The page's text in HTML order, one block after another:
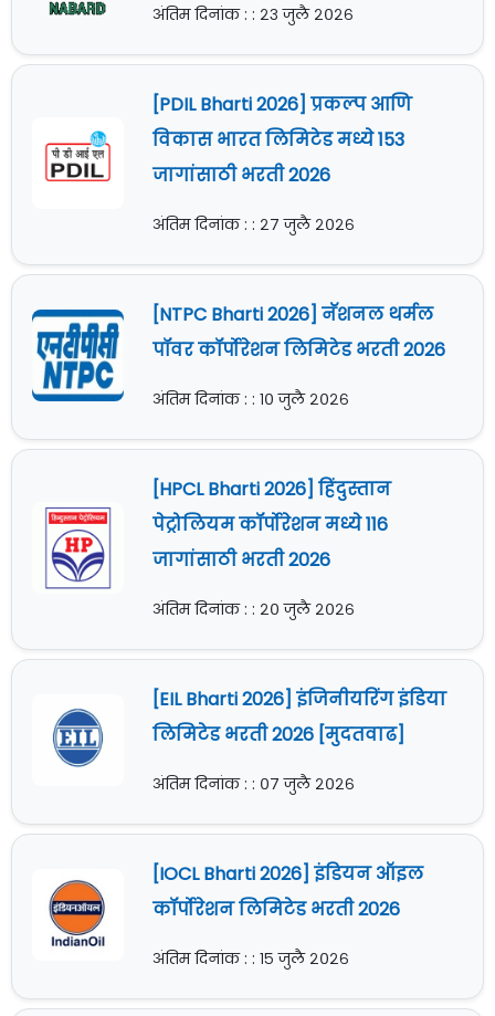
अंतिम दिनांक : : २३ जुलै २०२६
[PDIL Bharti 2026] प्रकल्प आणि
विकास भारत लिमिटेड मध्ये 153
जागांसाठी भरती 2026
अंतिम दिनांक : : २७ जुलै २०२६
[NTPC Bharti 2026] नॅशनल थर्मल
पॉवर कॉर्पोरेशन लिमिटेड भरती 2026
अंतिम दिनांक : : १० जुलै २०२६
[HPCL Bharti 2026] हिंदुस्तान
पेट्रोलियम कॉर्पोरेशन मध्ये 116
जागांसाठी भरती 2026
अंतिम दिनांक : : २० जुलै २०२६
[EIL Bharti 2026] इंजिनीयरिंग इंडिया
लिमिटेड भरती 2026 [मुदतवाढ]
अंतिम दिनांक : : ०७ जुलै २०२६
[IOCL Bharti 2026] इंडियन ऑइल
कॉर्पोरेशन लिमिटेड भरती 2026
अंतिम दिनांक : : १५ जुलै २०२६